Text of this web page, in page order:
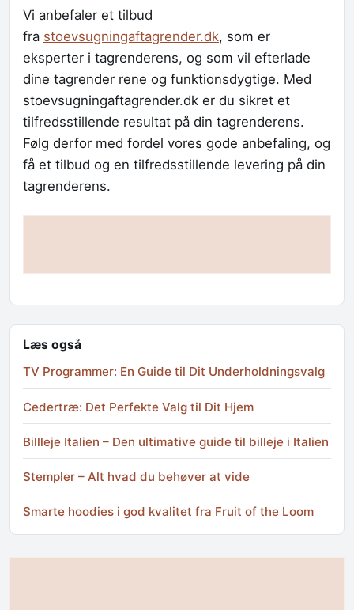
Vi anbefaler et tilbud
fra stoevsugningaftagrender.dk, som er
eksperter i tagrenderens, og som vil efterlade
dine tagrender rene og funktionsdygtige. Med
stoevsugningaftagrender.dk er du sikret et
tilfredsstillende resultat på din tagrenderens.
Følg derfor med fordel vores gode anbefaling, og
få et tilbud og en tilfredsstillende levering på din
tagrenderens.
Læs også
TV Programmer: En Guide til Dit Underholdningsvalg
Cedertræ: Det Perfekte Valg til Dit Hjem
Billleje Italien – Den ultimative guide til billeje i Italien
Stempler – Alt hvad du behøver at vide
Smarte hoodies i god kvalitet fra Fruit of the Loom